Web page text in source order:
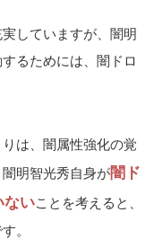
していますが、闇明
るためには、闇ドロ
は、闇属性強化の覚
明智光秀自身が闇ド
ないことを考えると、
。